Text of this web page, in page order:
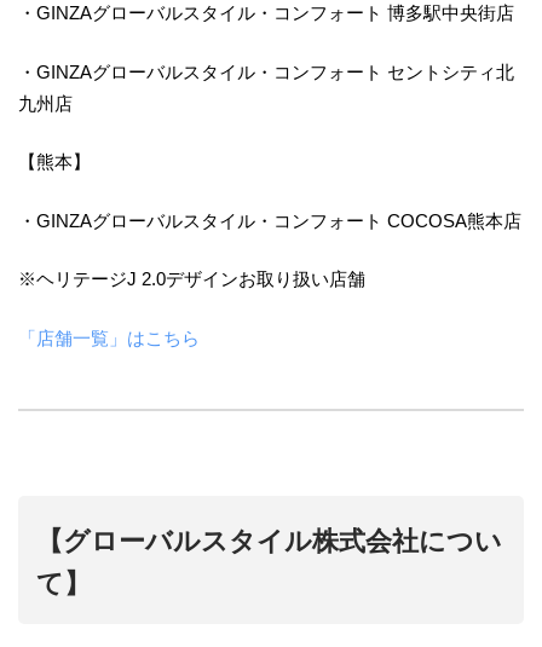
・GINZAグローバルスタイル・コンフォート 博多駅中央街店
・GINZAグローバルスタイル・コンフォート セントシティ北
九州店
【熊本】
・GINZAグローバルスタイル・コンフォート COCOSA熊本店
※ヘリテージJ 2.0デザインお取り扱い店舗
「店舗一覧」はこちら
【グローバルスタイル株式会社につい
て】